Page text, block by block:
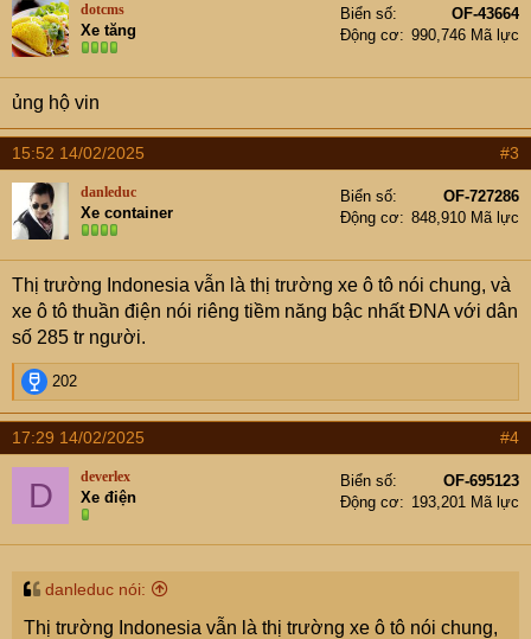
dotcms
Xe tăng
Biển số
OF-43664
Động cơ
990,746 Mã lực
ủng hộ vin
15:52 14/02/2025 #3
danleduc
Xe container
Biển số
OF-727286
Động cơ
848,910 Mã lực
Thị trường Indonesia vẫn là thị trường xe ô tô nói chung, và
xe ô tô thuần điện nói riêng tiềm năng bậc nhất ĐNA với dân
số 285 tr người.
R
e
a
c
t
n
s
202
17:29 14/02/2025 #4
D deverlex
Xe điện
Biển số
OF-695123
Động cơ
193,201 Mã lực
danleduc nói:
Thị trường Indonesia vẫn là thị trường xe ô tô nói chung,